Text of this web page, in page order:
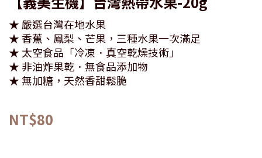
★ 嚴選台灣在地水果
★ 香蕉、鳳梨、芒果，三種水果一次滿足
★ 太空食品「冷凍．真空乾燥技術」
★ 非油炸果乾．無食品添加物
★ 無加糖，天然香甜鬆脆
NT$80